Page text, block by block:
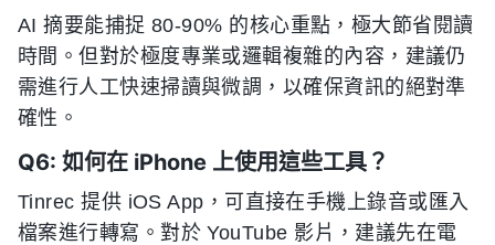
AI 摘要能捕捉 80-90% 的核心重點，極大節省閱讀
時間。但對於極度專業或邏輯複雜的內容，建議仍
需進行人工快速掃讀與微調，以確保資訊的絕對準
確性。
Q6: 如何在 iPhone 上使用這些工具？
Tinrec 提供 iOS App，可直接在手機上錄音或匯入
檔案進行轉寫。對於 YouTube 影片，建議先在電